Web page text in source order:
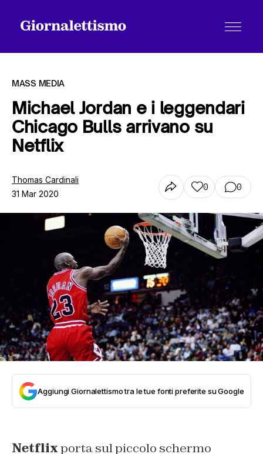
Tutti gli articoli
Chi siamo
Contatti
MASS MEDIA
Michael Jordan e i leggendari
Chicago Bulls arrivano su
Netflix
Thomas Cardinali
31 Mar 2020
0 0
Aggiungi Giornalettismo tra le tue fonti preferite su Google
Netflixporta sul piccolo schermo